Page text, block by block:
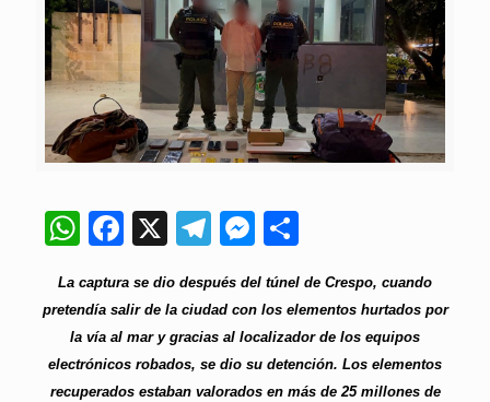
WhatsApp
Facebook
X Telegram
Messenger
La captura se dio después del túnel de Crespo, cuando
pretendía salir de la ciudad con los elementos hurtados por
la vía al mar y gracias al localizador de los equipos
electrónicos robados, se dio su detención. Los elementos
recuperados estaban valorados en más de 25 millones de